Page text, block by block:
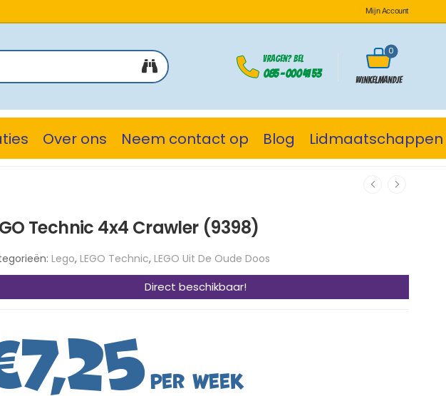
Mijn Account
Vragen? Bel
085 - 000 41 53
Winkelmandje
0
Over ons Neem contact op Blog Lidmaatschappen
Technic 4x4 Crawler (9398)
Lego, LEGO Technic, LEGO Uit De Oude Doos
Direct beschikbaar!
7,25